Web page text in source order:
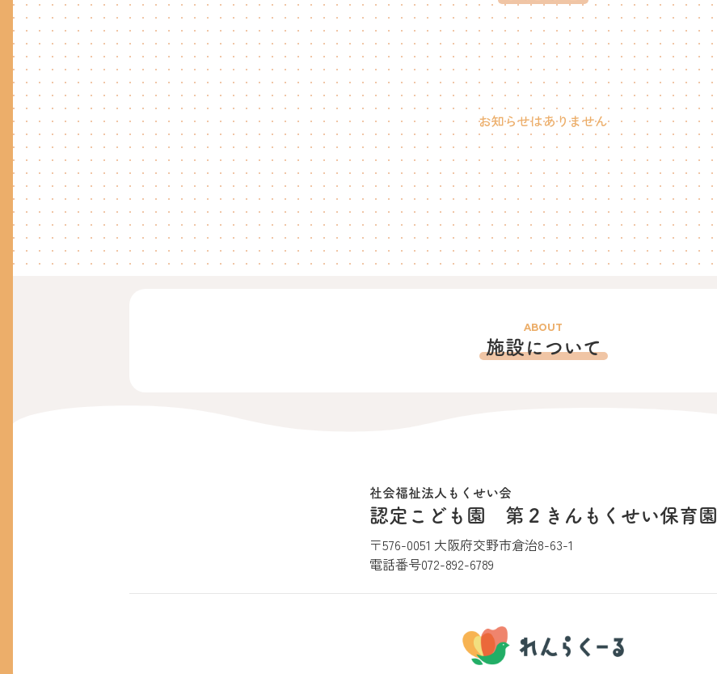
お知らせはありません
ABOUT
施設について
社会福祉法人もくせい会
認定こども園 第２きんもくせい保育園
〒576-0051 大阪府交野市倉治8-63-1
電話番号072-892-6789